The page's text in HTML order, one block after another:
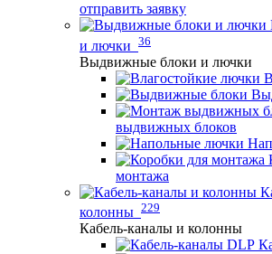
отправить заявку
и лючки 36
Выдвижные блоки и лючки
выдвижных блоков
монтажа
колонны 229
Кабель-каналы и колонны